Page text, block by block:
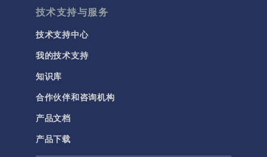
技术支持与服务
技术支持中心
我的技术支持
知识库
合作伙伴和咨询机构
产品文档
产品下载